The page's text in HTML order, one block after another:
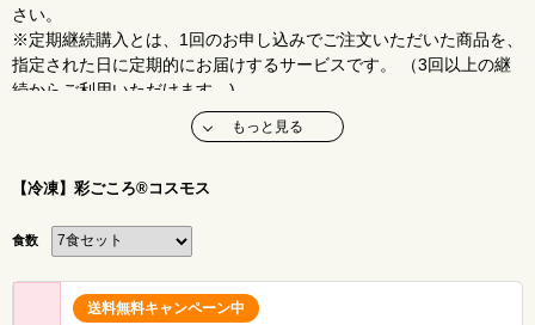
さい。
※定期継続購入とは、1回のお申し込みでご注文いただいた商品を、
指定された日に定期的にお届けするサービスです。 （3回以上の継
続からご利用いただけます。)
もっと見る
【冷凍】彩ごころ®コスモス
食数
送料無料キャンペーン中